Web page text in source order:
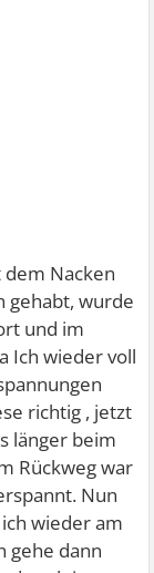
Nacken
gehabt, wurde
und im
Ich wieder voll
richtig , jetzt
länger beim
Rückweg war
Nun
wieder am
gehe dann